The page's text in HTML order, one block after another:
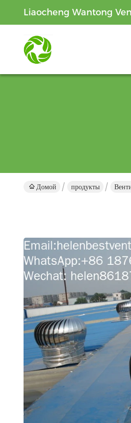
Liaocheng Wantong
Домой продукты